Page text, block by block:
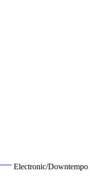
Electronic/Downtempo